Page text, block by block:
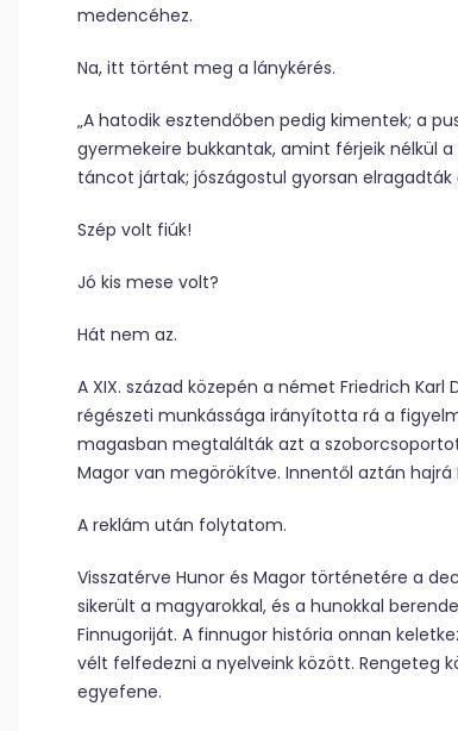
medencéhez.
Na, itt történt meg a lánykérés.
„A hatodik esztendőben pedig kimentek; a
gyermekeire bukkantak, amint férjeik nélkül
táncot jártak; jószágostul gyorsan
Szép volt fiúk!
Jó kis mese volt?
Hát nem az.
A XIX. század közepén a német Friedrich Karl
régészeti munkássága irányította rá a
magasban megtalálták azt a
Magor van megörökítve. Innentől aztán
A reklám után folytatom.
Visszatérve Hunor és Magor történetére a
sikerült a magyarokkal, és a hunokkal
Finnugoriját. A finnugor história onnan
vélt felfedezni a nyelveink között. Rengeteg
egyefene.